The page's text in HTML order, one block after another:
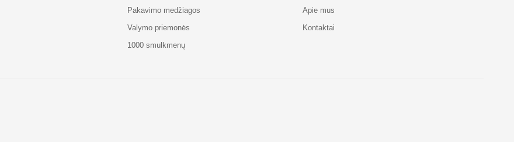
Pakavimo medžiagos
Valymo priemonės
1000 smulkmenų
Apie mus
Kontaktai